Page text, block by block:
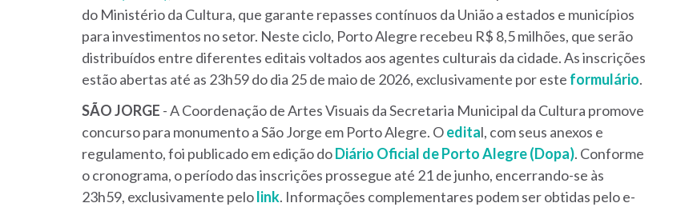
do Ministério da Cultura, que garante repasses contínuos da União a estados e municípios
para investimentos no setor. Neste ciclo, Porto Alegre recebeu R$ 8,5 milhões, que serão
distribuídos entre diferentes editais voltados aos agentes culturais da cidade. As inscrições
estão abertas até as 23h59 do dia 25 de maio de 2026, exclusivamente por este formulário.
SÃO JORGE - A Coordenação de Artes Visuais da Secretaria Municipal da Cultura promove
concurso para monumento a São Jorge em Porto Alegre. Oedital, com seus anexos e
regulamento, foi publicado em edição doDiário Oficial de Porto Alegre (Dopa). Conforme
o cronograma, o período das inscrições prossegue até 21 de junho, encerrando-se às
23h59, exclusivamente pelolink. Informações complementares podem ser obtidas pelo e-